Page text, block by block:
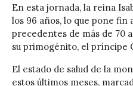
En esta jornada, la reina
los 96 años, lo que pone fin
precedentes de más de 70
su primogénito, el príncipe
El estado de salud de la
estos últimos meses,